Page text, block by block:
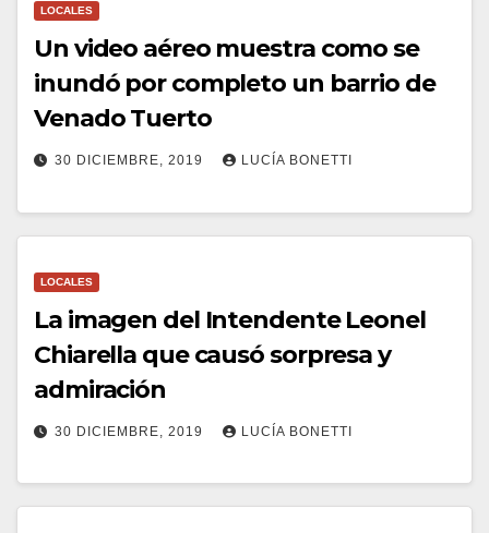
LOCALES
Un video aéreo muestra como se
inundó por completo un barrio de
Venado Tuerto
30 DICIEMBRE, 2019 LUCÍA BONETTI
LOCALES
La imagen del Intendente Leonel
Chiarella que causó sorpresa y
admiración
30 DICIEMBRE, 2019 LUCÍA BONETTI